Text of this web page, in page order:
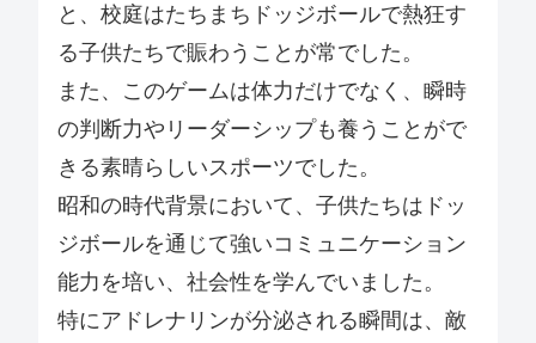
と、校庭はたちまちドッジボールで熱狂す
る子供たちで賑わうことが常でした。
また、このゲームは体力だけでなく、瞬時
の判断力やリーダーシップも養うことがで
きる素晴らしいスポーツでした。
昭和の時代背景において、子供たちはドッ
ジボールを通じて強いコミュニケーション
能力を培い、社会性を学んでいました。
特にアドレナリンが分泌される瞬間は、敵